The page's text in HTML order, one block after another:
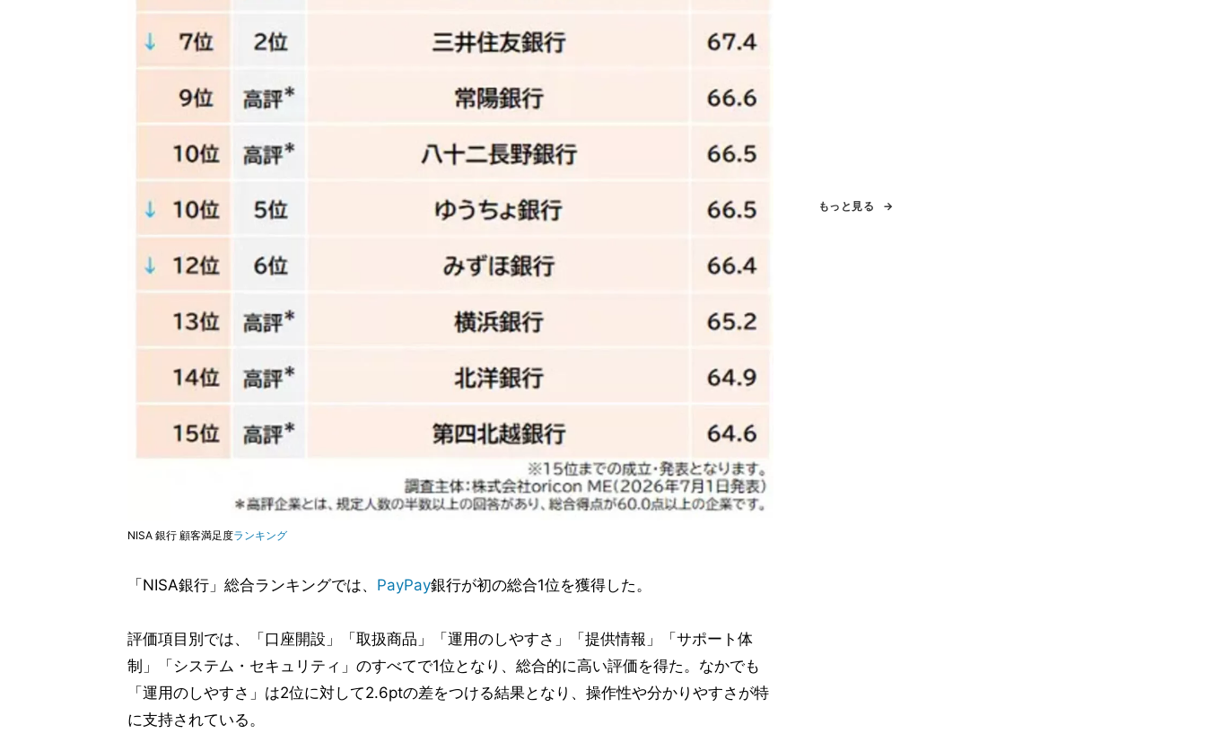
NISA 銀行 顧客満足度ランキング
「NISA銀行」総合ランキングでは、 PayPay銀行が初の総合1位を獲得した。
評価項目別では、「口座開設」「取扱商品」「運用のしやすさ」「提供情報」「サポート体
制」「システム・セキュリティ」のすべてで1位となり、総合的に高い評価を得た。なかでも
「運用のしやすさ」は2位に対して2.6ptの差をつける結果となり、操作性や分かりやすさが特
に支持されている。
もっと見る